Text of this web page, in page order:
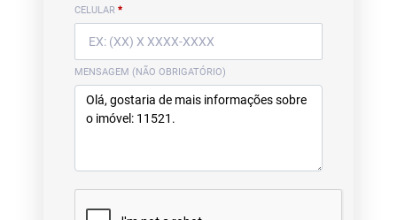
CELULAR *
MENSAGEM (NÃO OBRIGATÓRIO)